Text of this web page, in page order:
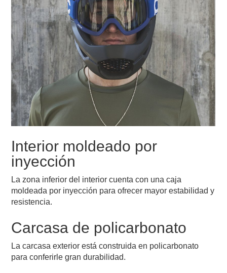
Interior moldeado por
inyección
La zona inferior del interior cuenta con una caja
moldeada por inyección para ofrecer mayor estabilidad y
resistencia.
Carcasa de policarbonato
La carcasa exterior está construida en policarbonato
para conferirle gran durabilidad.